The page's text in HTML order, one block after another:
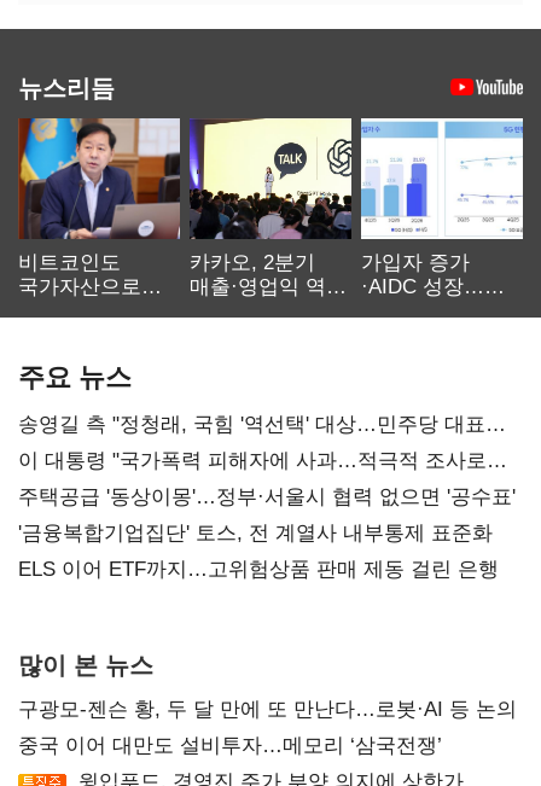
뉴스리듬
비트코인도
국가자산으로…'
카카오, 2분기
매출·영업익 역대
가입자 증가
·AIDC 성장…
주요 뉴스
송영길 측 "정청래, 국힘 '역선택' 대상…민주당 대표로
총선 지휘 못해"
이 대통령 "국가폭력 피해자에 사과…적극적 조사로
진실 밝혀야"
주택공급 '동상이몽'…정부·서울시 협력 없으면 '공수표'
'금융복합기업집단' 토스, 전 계열사 내부통제 표준화
ELS 이어 ETF까지…고위험상품 판매 제동 걸린 은행
많이 본 뉴스
구광모-젠슨 황, 두 달 만에 또 만난다…로봇·AI 등 논의
중국 이어 대만도 설비투자…메모리 ‘삼국전쟁’